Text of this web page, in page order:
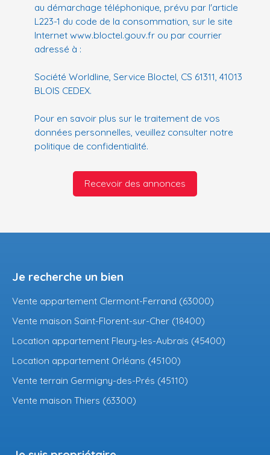
au démarchage téléphonique, prévu par l'article
L223-1 du code de la consommation, sur le site
Internet www.bloctel.gouv.fr ou par courrier
adressé à :
Société Worldline, Service Bloctel, CS 61311, 41013
BLOIS CEDEX.
Pour en savoir plus sur le traitement de vos
données personnelles, veuillez consulter notre
politique de confidentialité.
Recevoir des annonces
Je recherche un bien
Vente appartement Clermont-Ferrand (63000)
Vente maison Saint-Florent-sur-Cher (18400)
Location appartement Fleury-les-Aubrais (45400)
Location appartement Orléans (45100)
Vente terrain Germigny-des-Prés (45110)
Vente maison Thiers (63300)